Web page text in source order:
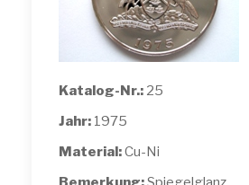
Katalog-Nr.: 25
Jahr: 1975
Material:Cu-Ni